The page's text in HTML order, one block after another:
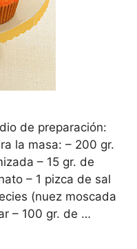
de preparación:
la masa: – 200 gr.
– 15 gr. de
– 1 pizca de sal
(nuez moscada
– 100 gr. de …